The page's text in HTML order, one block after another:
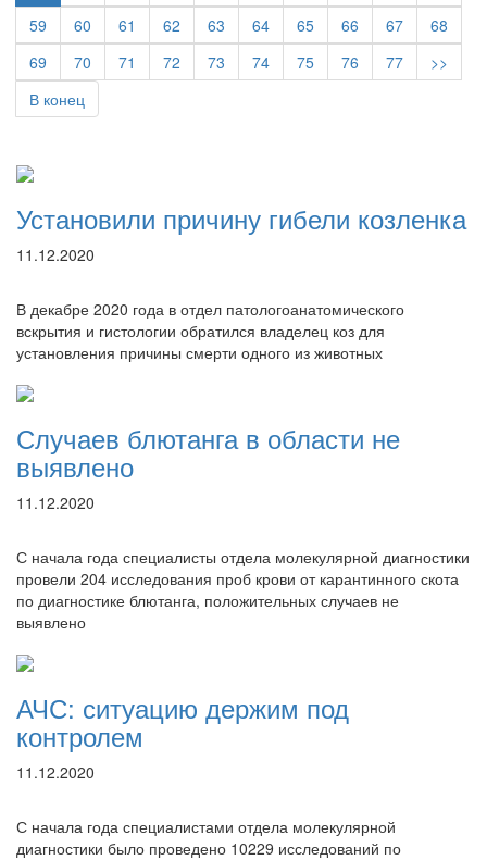
59
60 61 62 63 64 65 66 67
68
69
70 71 72 73 74 75 76 77
>>
В конец
Установили причину гибели козленка
11.12.2020
В декабре 2020 года в отдел патологоанатомического
вскрытия и гистологии обратился владелец коз для
установления причины смерти одного из животных
Случаев блютанга в области не
выявлено
11.12.2020
С начала года специалисты отдела молекулярной диагностики
провели 204 исследования проб крови от карантинного скота
по диагностике блютанга, положительных случаев не
выявлено
АЧС: ситуацию держим под
контролем
11.12.2020
С начала года специалистами отдела молекулярной
диагностики было проведено 10229 исследований по